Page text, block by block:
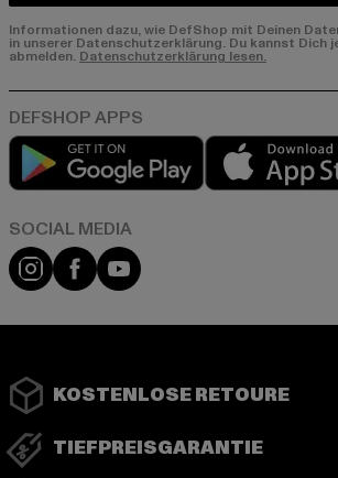
Informationen dazu, wie DefShop mit Deinen
in unserer Datenschutzerklärung. Du kannst
abmelden. Datenschutzerklärung lesen.
Play market
Instagram
FacebookYouTube
KOSTENLOSE RETOURE
TIEFPREISGARANTIE